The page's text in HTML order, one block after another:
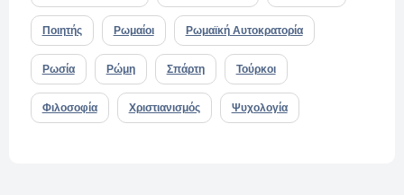
Ποιητής Ρωμαίοι Ρωμαϊκή Αυτοκρατορία
Ρωσία Ρώμη Σπάρτη Τούρκοι
Φιλοσοφία Χριστιανισμός Ψυχολογία